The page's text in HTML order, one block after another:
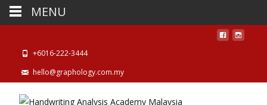
+6016-222-3444
hello@graphology.com.my
MENU